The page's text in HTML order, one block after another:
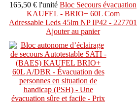
165,50 € l'unité Bloc Secours évacuation
KAUFEL - BRIO+ 60L Com
Adressable Leds 45lm NP IP42 - 227701
Ajouter au panier